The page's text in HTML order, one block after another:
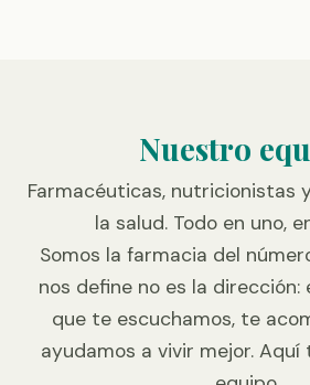
Nuestro
Farmacéuticas, nutricionistas
la salud. Todo en uno,
Somos la farmacia del
nos define no es la dirección:
que te escuchamos, te
ayudamos a vivir mejor.